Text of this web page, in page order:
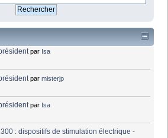
par Isa
parmisterjp
par Isa
: dispositifs de stimulation électrique -